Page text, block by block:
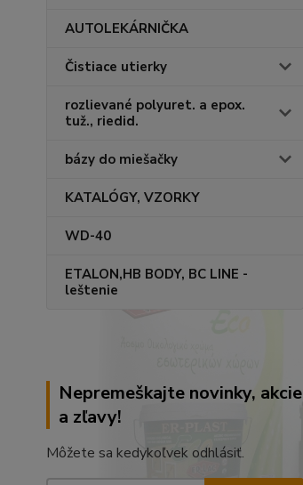
AUTOLEKÁRNIČKA
Čistiace utierky
rozlievané polyuret. a epox.
tuž., riedid.
bázy do miešačky
KATALÓGY, VZORKY
WD-40
ETALON,HB BODY, BC LINE -
leštenie
Nepremeškajte novinky, akcie
a zľavy!
Môžete sa kedykoľvek odhlásiť.